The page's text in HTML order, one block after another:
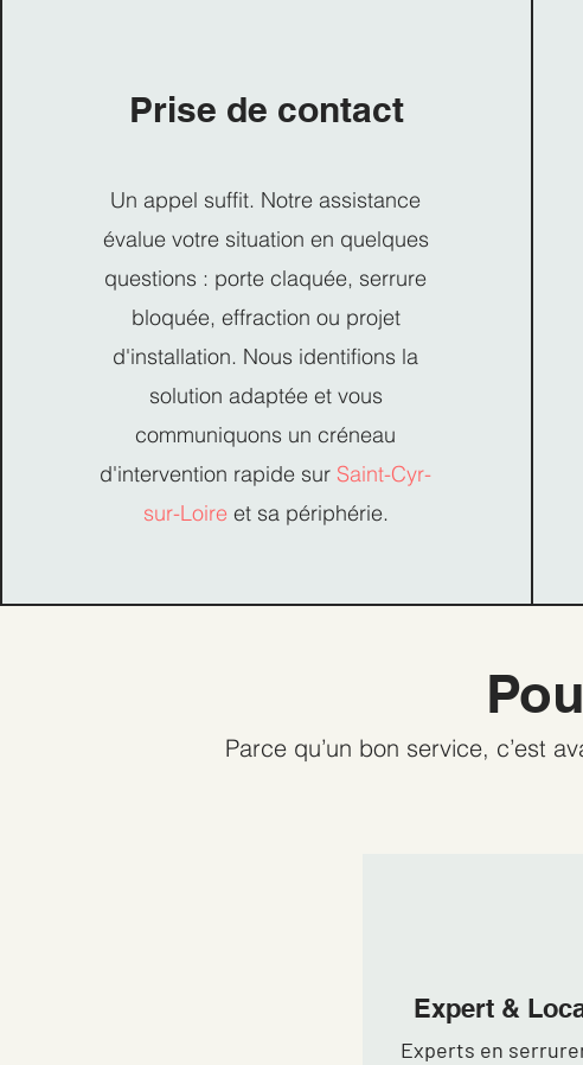
Prise de contact
Un appel suffit. Notre assistance
évalue votre situation en quelques
questions : porte claquée, serrure
bloquée, effraction ou projet
d'installation. Nous identifions la
solution adaptée et vous
communiquons un créneau
d'intervention rapide sur Saint-Cyr-
sur-Loire et sa périphérie.
Parce qu’un bon service, c’est
Expert &
Experts en